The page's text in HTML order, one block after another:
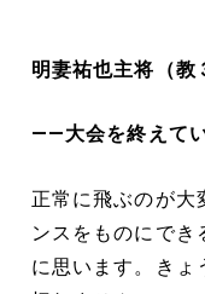
明妻祐也主将（教
――大会を終えて
正常に飛ぶのが大
ンスをものにでき
に思います。きょ